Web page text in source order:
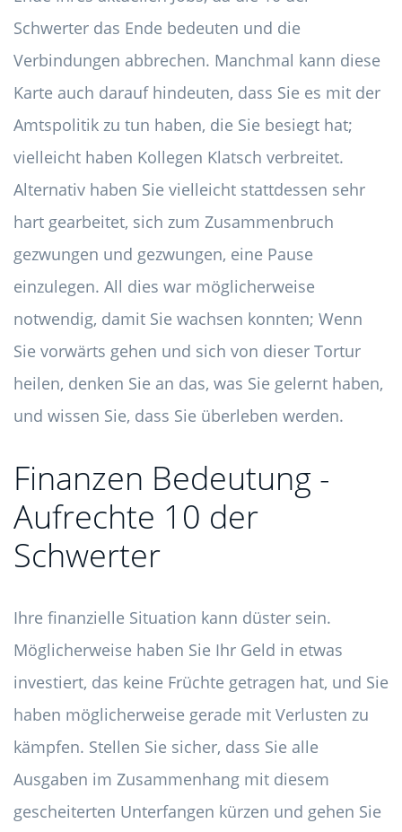
Schwerter das Ende bedeuten und die
Verbindungen abbrechen. Manchmal kann diese
Karte auch darauf hindeuten, dass Sie es mit der
Amtspolitik zu tun haben, die Sie besiegt hat;
vielleicht haben Kollegen Klatsch verbreitet.
Alternativ haben Sie vielleicht stattdessen sehr
hart gearbeitet, sich zum Zusammenbruch
gezwungen und gezwungen, eine Pause
einzulegen. All dies war möglicherweise
notwendig, damit Sie wachsen konnten; Wenn
Sie vorwärts gehen und sich von dieser Tortur
heilen, denken Sie an das, was Sie gelernt haben,
und wissen Sie, dass Sie überleben werden.
Finanzen Bedeutung -
Aufrechte 10 der
Schwerter
Ihre finanzielle Situation kann düster sein.
Möglicherweise haben Sie Ihr Geld in etwas
investiert, das keine Früchte getragen hat, und Sie
haben möglicherweise gerade mit Verlusten zu
kämpfen. Stellen Sie sicher, dass Sie alle
Ausgaben im Zusammenhang mit diesem
gescheiterten Unterfangen kürzen und gehen Sie